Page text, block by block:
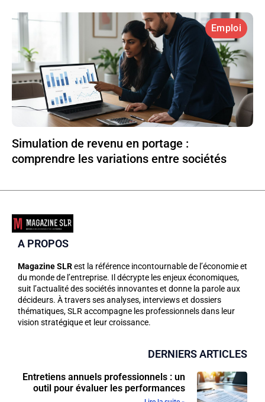
Emploi
Simulation de revenu en portage :
comprendre les variations entre sociétés
A PROPOS
Magazine SLRest la référence incontournable de l’économie et
du monde de l’entreprise. Il décrypte les enjeux économiques,
suit l’actualité des sociétés innovantes et donne la parole aux
décideurs. À travers ses analyses, interviews et dossiers
thématiques, SLR accompagne les professionnels dans leur
vision stratégique et leur croissance.
DERNIERS ARTICLES
Entretiens annuels professionnels : un
outil pour évaluer les performances